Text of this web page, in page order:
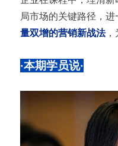
局市场的关键路径，进
量双增的营销新战法，
·本期学员说·